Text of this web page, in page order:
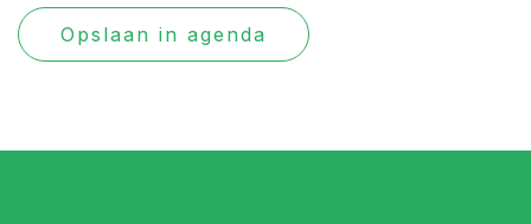
Opslaan in agenda